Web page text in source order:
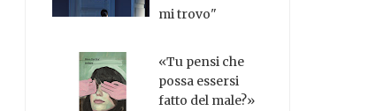
mi trovo"
«Tu pensi che
possa essersi
fatto del male?»